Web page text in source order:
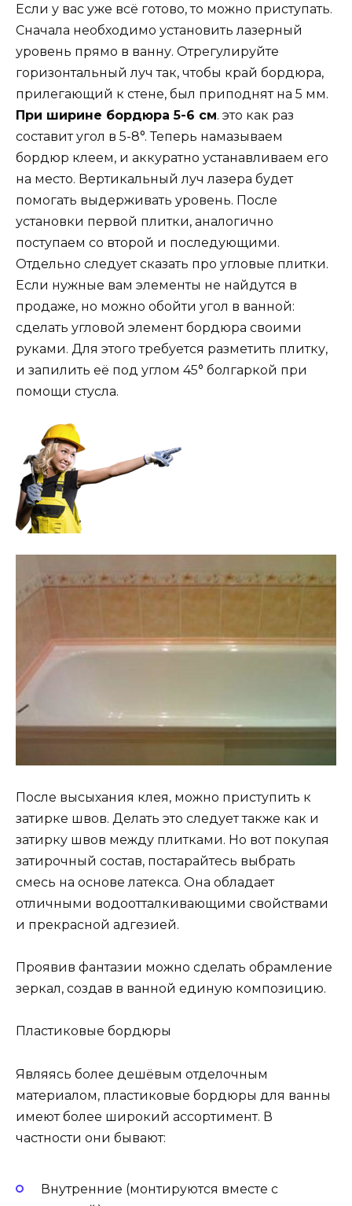
Если у вас уже всё готово, то можно приступать.
Сначала необходимо установить лазерный
уровень прямо в ванну. Отрегулируйте
горизонтальный луч так, чтобы край бордюра,
прилегающий к стене, был приподнят на 5 мм.
При ширине бордюра 5-6 см. это как раз
составит угол в 5-8°. Теперь намазываем
бордюр клеем, и аккуратно устанавливаем его
на место. Вертикальный луч лазера будет
помогать выдерживать уровень. После
установки первой плитки, аналогично
поступаем со второй и последующими.
Отдельно следует сказать про угловые плитки.
Если нужные вам элементы не найдутся в
продаже, но можно обойти угол в ванной:
сделать угловой элемент бордюра своими
руками. Для этого требуется разметить плитку,
и запилить её под углом 45° болгаркой при
помощи стусла.
После высыхания клея, можно приступить к
затирке швов. Делать это следует также как и
затирку швов между плитками. Но вот покупая
затирочный состав, постарайтесь выбрать
смесь на основе латекса. Она обладает
отличными водоотталкивающими свойствами
и прекрасной адгезией.
Проявив фантазии можно сделать обрамление
зеркал, создав в ванной единую композицию.
Пластиковые бордюры
Являясь более дешёвым отделочным
материалом, пластиковые бордюры для ванны
имеют более широкий ассортимент. В
частности они бывают:
Внутренние (монтируются вместе с